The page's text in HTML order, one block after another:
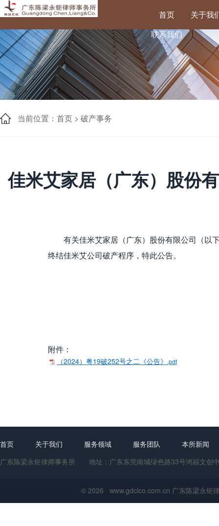
首页
关于我
联系我们
当前位置：首页 > 破产事务
佳米艾家居（广东）股份
有关佳米艾家居（广东）股份有限公司（以
终结佳米艾公司破产程序，特此公告。
附件：
（2024）粤19破252号之二《公告》 .pdf
首页 关于我们 服务领域 服务团队
本所新闻
广东陈梁永钜律师事务所 地址：广东东莞南城绿色路33号鸿福
© 2026 www.gdclco.com.cn 广东陈梁永